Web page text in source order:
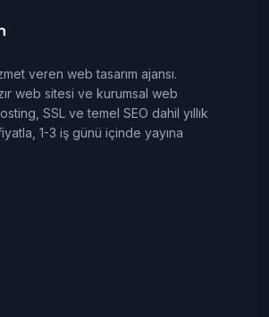
veren web tasarım ajansı.
web sitesi ve kurumsal web
SSL ve temel SEO dahil yıllık
1-3 iş günü içinde yayına